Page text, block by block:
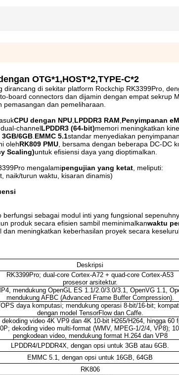
OTG*1,HOST*2,TYPE-C*2
di sekitar platform Rockchip RK3399Pro,
board connectors dan dijamin dengan empat sekrup
dan pemeliharaan.
CPU dengan NPU LPDDR3 RAM Penyimpanan
channelLPDDR3 (64-bit)memori meningkatkan
6GB EMMC 5.1standar menyediakan
olehRK809 PMU , bersama dengan beberapa DC-DC
Scaling)untuk efisiensi daya yang dioptimalkan.
mengalamipengujian yang ketat , meliputi:
naik/turun waktu, kisaran dinamis)
berfungsi sebagai modul inti yang fungsional
produk secara efisien sambil meminimalkanwaktu
meningkatkan keberhasilan proyek secara
Deskripsi
RK3399Pro; dual-core Cortex-A72 + quad-core Cortex-A53
prosesor arsitektur.
mendukung OpenGL ES 1.1/2.0/3.0/3.1, OpenVG 1.1,
mendukung AFBC (Advanced Frame Buffer Compression).
daya komputasi; mendukung operasi 8-bit/16-bit;
dengan model TensorFlow dan Caffe.
dekoding video 4K VP9 dan 4K 10-bit H265/H264, hingga 60
dekoding video multi-format (WMV, MPEG-1/2/4, VP8);
pengkodean video, mendukung format H.264 dan VP8
LPDDR4/LPDDR4X, dengan opsi untuk 3GB atau 6GB.
EMMC 5.1, dengan opsi untuk 16GB, 64GB
RK806